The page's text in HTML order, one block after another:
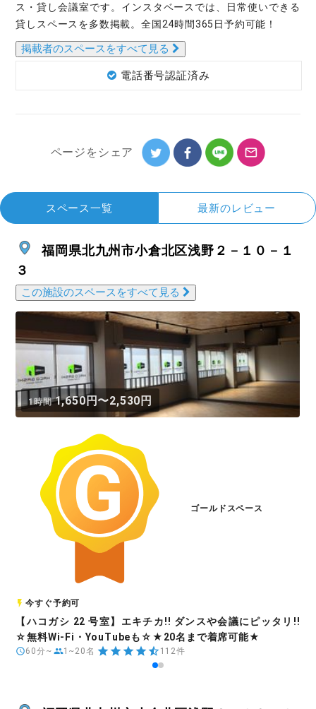
ス・貸し会議室です。インスタベースでは、日常使いできる
貸しスペースを多数掲載。全国24時間365日予約可能！
掲載者のスペースをすべて見る
電話番号認証済み
ページを シェア
スペース一覧 最新のレビュー
福岡県北九州市小倉北区浅野２－１０－１
３
この施設のスペースをすべて見る
1時間1,650円〜2,530円
ゴールドスペース
今すぐ予約可
【ハコガシ 22 号室】エキチカ!! ダンスや会議にピッタリ!!
☆無料Wi-Fi・YouTubeも☆★20名まで着席可能★
60分~ 1~20名 112件